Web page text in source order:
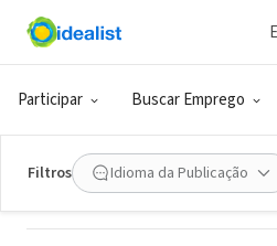
Participar Buscar Emprego
Filtros Idioma da Publicação
ONG (SETOR SOCIAL)
On the Rise